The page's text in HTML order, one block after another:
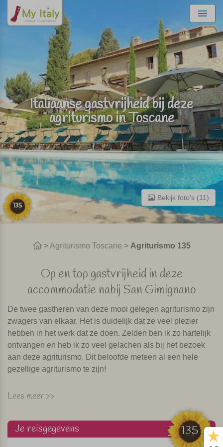
Menu
135
Bekijk foto's (11)
Italiaanse gastvrijheid bij deze
agriturismo in Toscane
>Agriturismo Toscane > Agriturismo 135
Op en top gastvrijheid in deze
accommodatie nabij San Gimignano
De twee gastheren van deze mooi gelegen agriturismo zijn
zwagers van elkaar. Het is duidelijk dat ze veel plezier
hebben in het werk dat ze doen. Zelden ben ik zo hartelijk
ontvangen en heb ik zo veel gelachen als bij het bezoek
aan deze agriturismo. Dit beloofde meteen al een hele
gezellige agriturismo te zijn!
De agriturismo ligt in een prachtig en rustig deel van
middeleeuwse torens. Vanaf de accommodatie bereik je
ook Volterra, Siena en Florence binnen een uur rijden.
Lees meer >>
135
Je reisgegevens